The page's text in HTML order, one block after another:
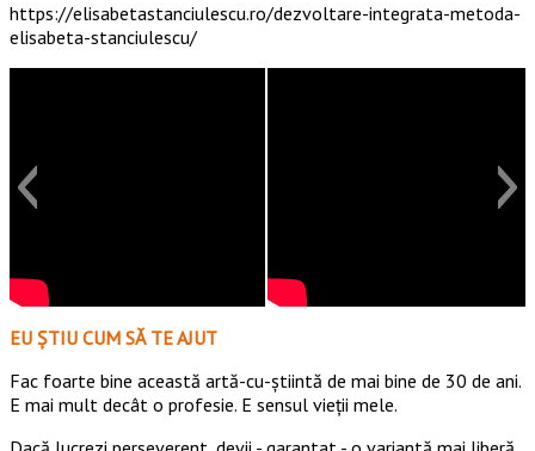
https://elisabetastanciulescu.ro/dezvoltare-integrata-metoda-
elisabeta-stanciulescu/
EU ȘTIU CUM SĂ TE AJUT
Fac foarte bine această artă-cu-știintă de mai bine de 30 de ani.
E mai mult decât o profesie. E sensul vieții mele.